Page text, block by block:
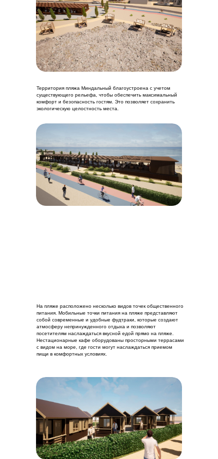
Территория пляжа Миндальный благоустроена с учетом
существующего рельефа, чтобы обеспечить максимальный
комфорт и безопасность гостям. Это позволяет сохранить
экологическую целостность места.
На пляже расположено несколько видов точек общественного
питания. Мобильные точки питания на пляже представляют
собой современные и удобные фудтраки, которые создают
атмосферу непринужденного отдыха и позволяют
посетителям наслаждаться вкусной едой прямо на пляже.
Нестационарные кафе оборудованы просторными террасами
с видом на море, где гости могут наслаждаться приемом
пищи в комфортных условиях.